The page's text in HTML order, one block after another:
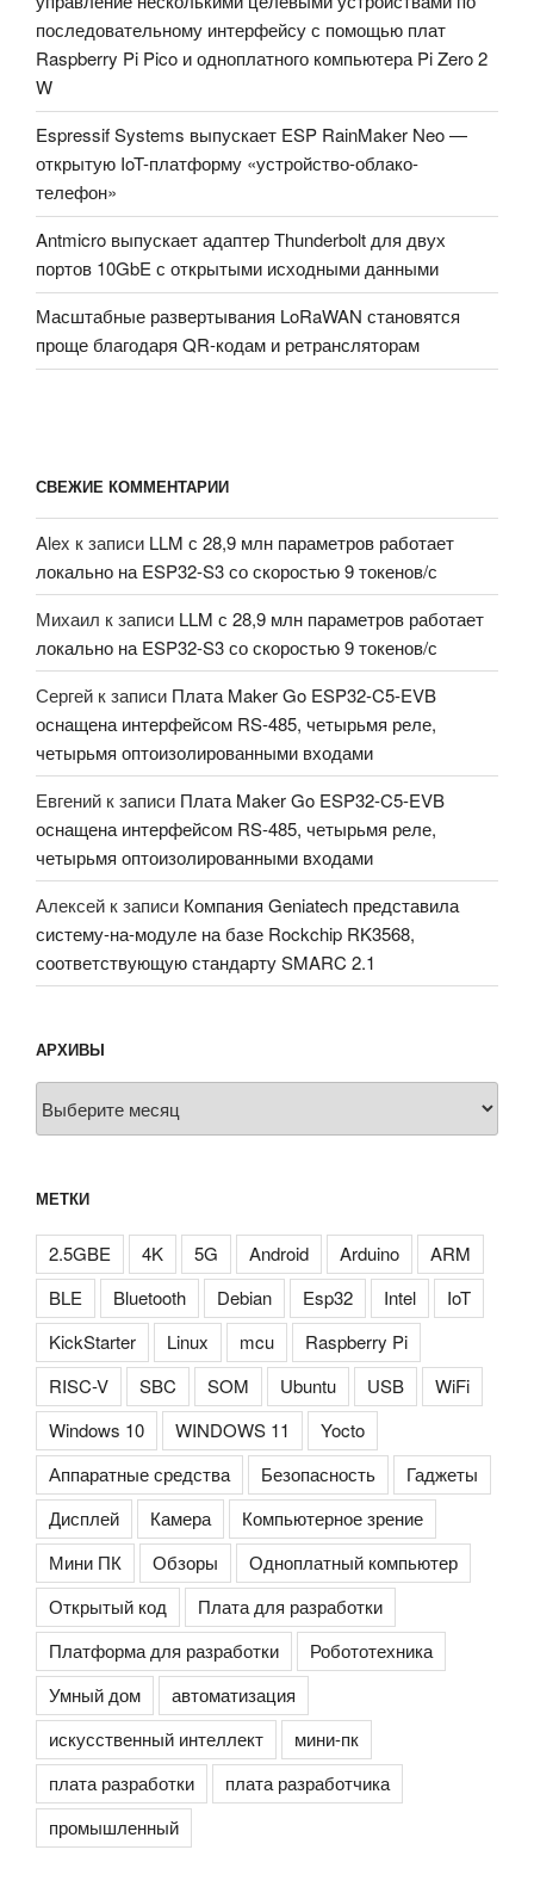
последовательному интерфейсу с помощью плат
Raspberry Pi Pico и одноплатного компьютера Pi Zero 2
W
Espressif Systems выпускает ESP RainMaker Neo —
открытую IoT-платформу «устройство-облако-
телефон»
Antmicro выпускает адаптер Thunderbolt для двух
портов 10GbE с открытыми исходными данными
Масштабные развертывания LoRaWAN становятся
проще благодаря QR-кодам и ретрансляторам
СВЕЖИЕ КОММЕНТАРИИ
Alex к записи LLM с 28,9 млн параметров работает
локально на ESP32-S3 со скоростью 9 токенов/с
Михаил к записи LLM с 28,9 млн параметров работает
локально на ESP32-S3 со скоростью 9 токенов/с
Сергей к записи Плата Maker Go ESP32-C5-EVB
оснащена интерфейсом RS-485, четырьмя реле,
четырьмя оптоизолированными входами
Евгений к записи Плата Maker Go ESP32-C5-EVB
оснащена интерфейсом RS-485, четырьмя реле,
четырьмя оптоизолированными входами
Алексей к записи Компания Geniatech представила
систему-на-модуле на базе Rockchip RK3568,
соответствующую стандарту SMARC 2.1
АРХИВЫ
МЕТКИ
2.5GBE 4K 5G Android Arduino
ARM
BLE
Bluetooth Debian Esp32 Intel
IoT
KickStarter
Linux mcu
Raspberry Pi
RISC-V
SBC SOM Ubuntu USB
WiFi
Windows 10
WINDOWS 11
Yocto
Аппаратные средства
Безопасность
Гаджеты
Дисплей
Камера
Компьютерное зрение
Мини ПК
Обзоры
Одноплатный компьютер
Открытый код
Плата для разработки
Платформа для разработки
Робототехника
Умный дом
автоматизация
искусственный интеллект
мини-пк
плата разработки
плата разработчика
промышленный